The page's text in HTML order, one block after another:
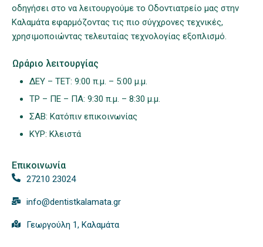
οδηγήσει στο να λειτουργούμε το Οδοντιατρείο μας στην
Καλαμάτα εφαρμόζοντας τις πιο σύγχρονες τεχνικές,
χρησιμοποιώντας τελευταίας τεχνολογίας εξοπλισμό.
Ωράριο λειτουργίας
ΔΕΥ – ΤΕΤ: 9:00 π.μ. – 5:00 μ.μ.
ΤΡ – ΠΕ – ΠΑ: 9:30 π.μ. – 8:30 μ.μ.
ΣΑΒ: Κατόπιν επικοινωνίας
ΚΥΡ: Κλειστά
Επικοινωνία
27210 23024
info@dentistkalamata.gr
Γεωργούλη 1, Καλαμάτα